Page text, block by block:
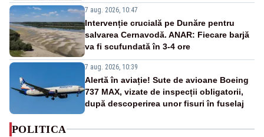
7 aug. 2026, 10:47
Intervenție crucială pe Dunăre pentru
salvarea Cernavodă. ANAR: Fiecare barjă
va fi scufundată în 3-4 ore
7 aug. 2026, 10:39
Alertă în aviație! Sute de avioane Boeing
737 MAX, vizate de inspecții obligatorii,
după descoperirea unor fisuri în fuselaj
POLITICA